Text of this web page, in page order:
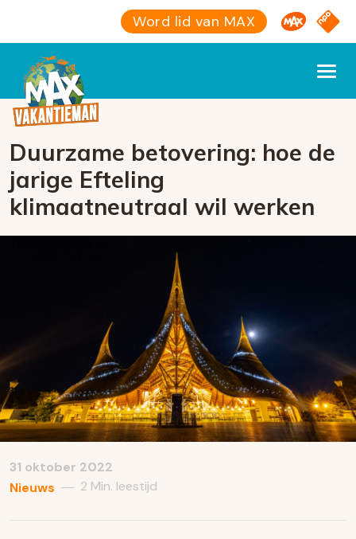
Word lid van MAX Omroep
NPO
Duurzame betovering: hoe de
jarige Efteling
klimaatneutraal wil werken
31 oktober 2022
Nieuws — 2 Min. leestijd